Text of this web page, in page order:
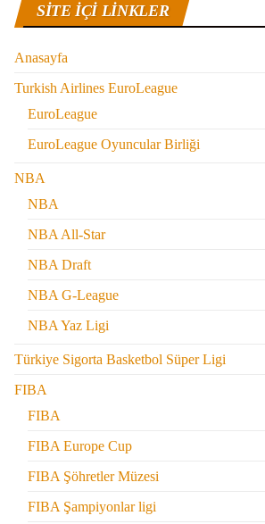
SITE IÇI LINKLER
Anasayfa
Turkish Airlines EuroLeague
EuroLeague
EuroLeague Oyuncular Birliği
NBA
NBA
NBA All-Star
NBA Draft
NBA G-League
NBA Yaz Ligi
Türkiye Sigorta Basketbol Süper Ligi
FIBA
FIBA
FIBA Europe Cup
FIBA Şöhretler Müzesi
FIBA Şampiyonlar ligi